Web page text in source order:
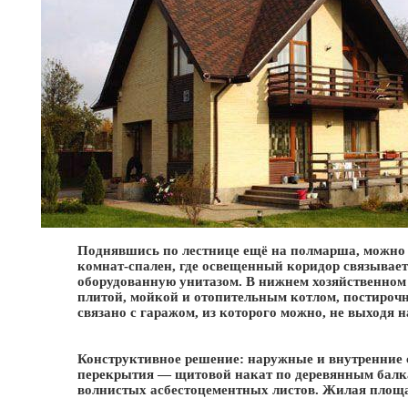
Поднявшись по лестнице ещё на полмарша, можно
комнат-спален, где освещенный коридор
оборудованную унитазом. В нижнем
плитой, мойкой и отопительным котлом,
связано с гаражом, из которого можно, не выходя
Конструктивное решение: наружные и
перекрытия — щитовой накат по деревянным
волнистых асбестоцементных листов. Жилая